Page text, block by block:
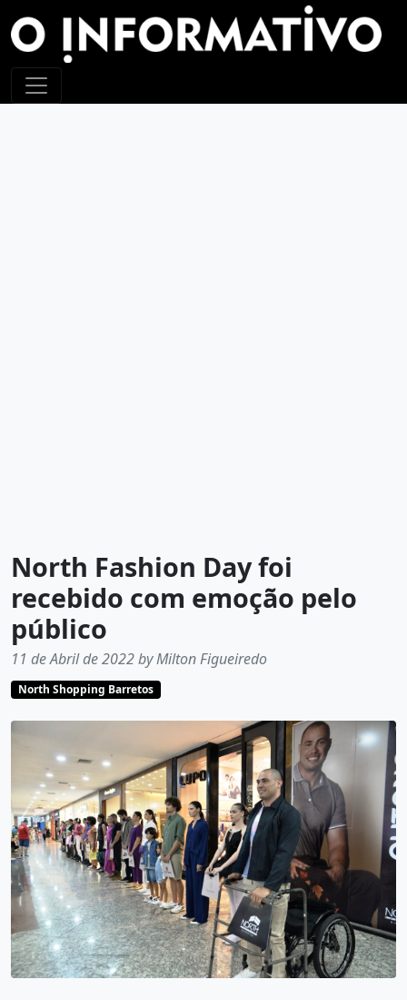
North Fashion Day foi
recebido com emoção pelo
público
11 de Abril de 2022 by Milton Figueiredo
North Shopping Barretos